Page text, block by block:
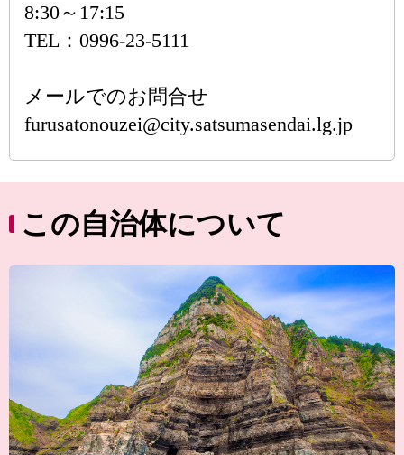
8:30～17:15
TEL：0996-23-5111
メールでのお問合せ
furusatonouzei@city.satsumasendai.lg.jp
この自治体について